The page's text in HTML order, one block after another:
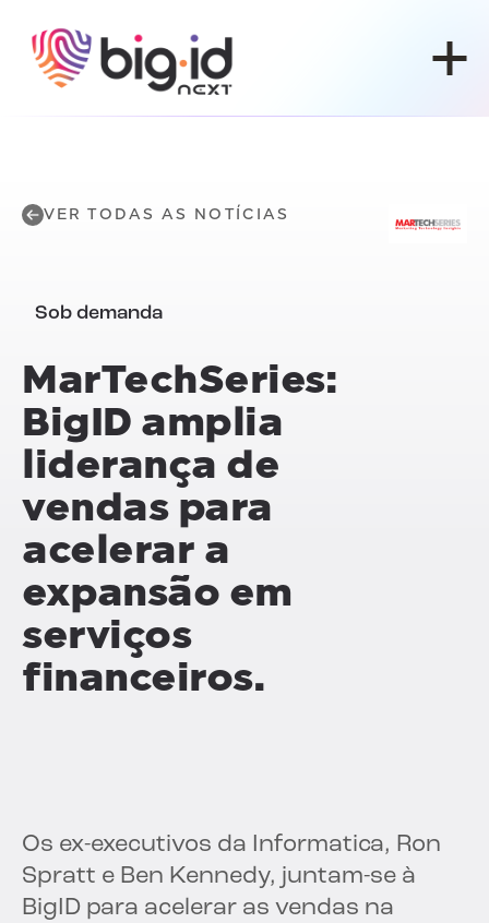
VER TODAS AS NOTÍCIAS
Sob demanda
MarTechSeries:
BigID amplia
liderança de
vendas para
acelerar a
expansão em
serviços
financeiros.
Os ex-executivos da Informatica, Ron
Spratt e Ben Kennedy, juntam-se à
BigID para acelerar as vendas na